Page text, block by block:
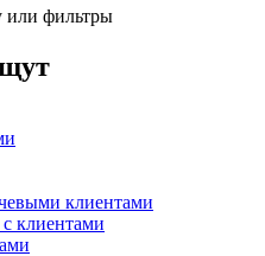
или фильтры
клиентами
с клиентами